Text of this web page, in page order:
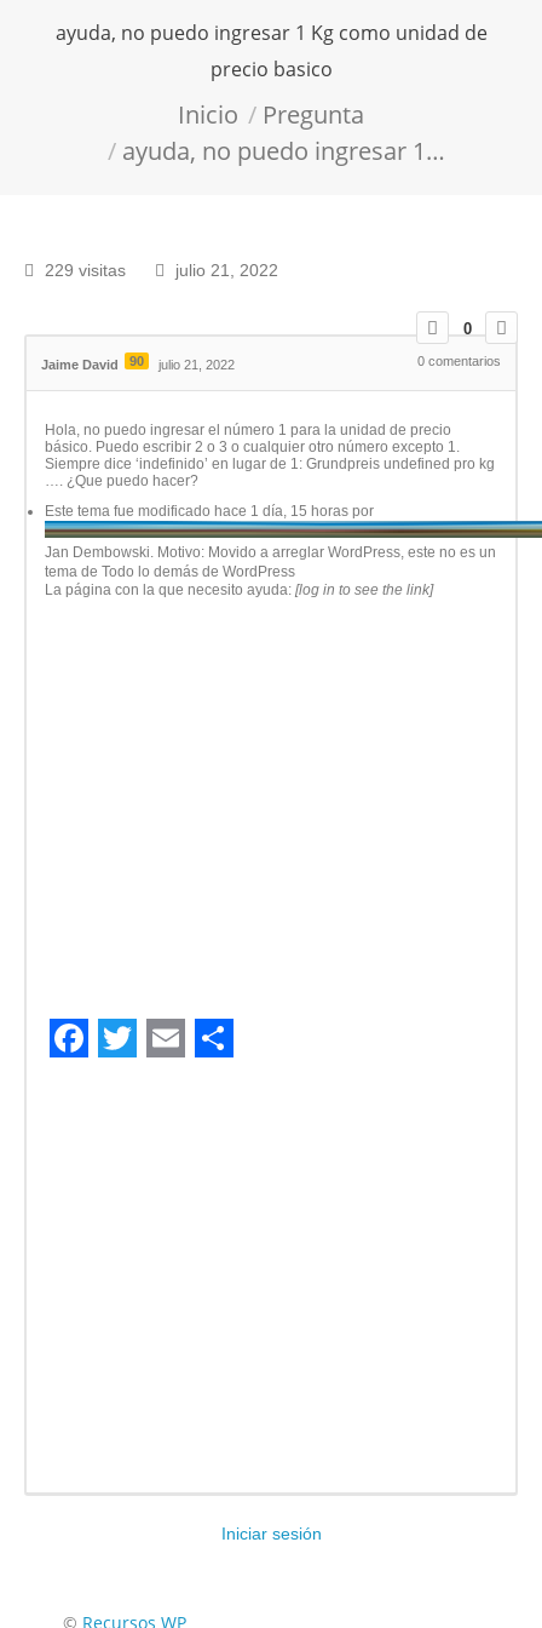
ayuda, no puedo ingresar 1 Kg como unidad de
precio basico
Inicio
Pregunta
ayuda, no puedo ingresar 1…
229 visitas julio 21, 2022
0
Jaime David 90 julio 21, 2022 0 comentarios
Hola, no puedo ingresar el número 1 para la unidad de precio
básico. Puedo escribir 2 o 3 o cualquier otro número excepto 1.
Siempre dice ‘indefinido’ en lugar de 1: Grundpreis undefined pro kg
…. ¿Que puedo hacer?
Este tema fue modificado hace 1 día, 15 horas por
Jan Dembowski. Motivo: Movido a arreglar WordPress, este no es un
tema de Todo lo demás de WordPress
La página con la que necesito ayuda: [log in to see the link]
Iniciar sesión
Encuéntranos en:
© Recursos WP